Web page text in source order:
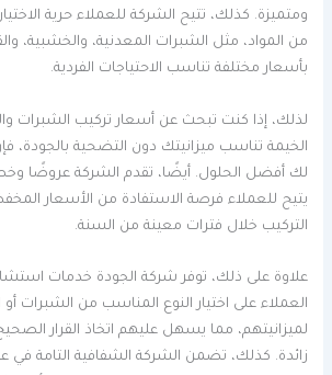
ومتميزة. كذلك، تتيح الشركة للعملاء حرية
من المواد، مثل الشبرات المعدنية، والخشبية،
بأسعار مختلفة تناسب الاحتياجات الفردية.
لذلك، إذا كنت تبحث عن أسعار تركيب الشبرات
الخيمة تناسب ميزانيتك دون التضحية بالجودة،
لك أفضل الحلول. أيضًا، تقدم الشركة عروضًا
يتيح للعملاء فرصة الاستفادة من الأسعار
التركيب خلال فترات معينة من السنة.
علاوة على ذلك، توفر شركة الجودة خدمات
العملاء على اختيار النوع المناسب من الشبرات أو
لميزانيتهم، مما يسهل عليهم اتخاذ القرار
زائدة. كذلك، تضمن الشركة الشفافية التامة